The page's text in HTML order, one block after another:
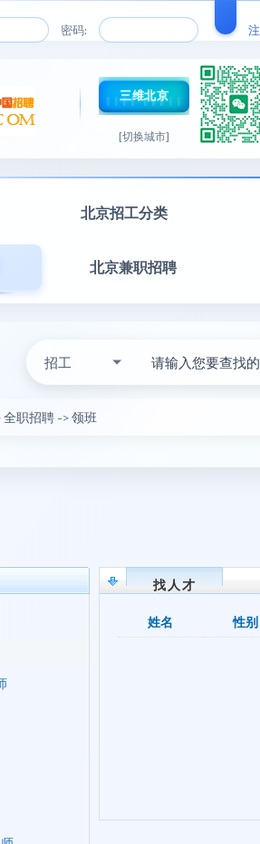
密码:
三维北京
[切换城市]
北京招工分类
北京兼职招聘
招工
全职招聘 ->领班
找人才
姓名 性别